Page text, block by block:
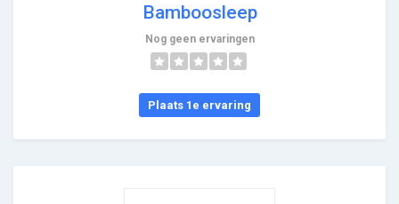
Bamboosleep
Nog geen ervaringen
Plaats 1e ervaring